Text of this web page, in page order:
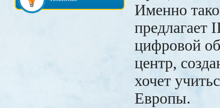
Именно
цифровой
центр,
хочет
Европы.